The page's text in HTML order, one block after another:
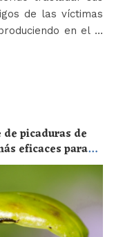
de las víctimas
en el …
picaduras de
eficaces para